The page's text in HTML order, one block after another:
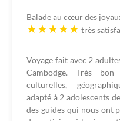
Balade au cœur des
très
Voyage fait avec 2
Cambodge. Très
culturelles,
adapté à 2 adolescents
des guides qui nous ont